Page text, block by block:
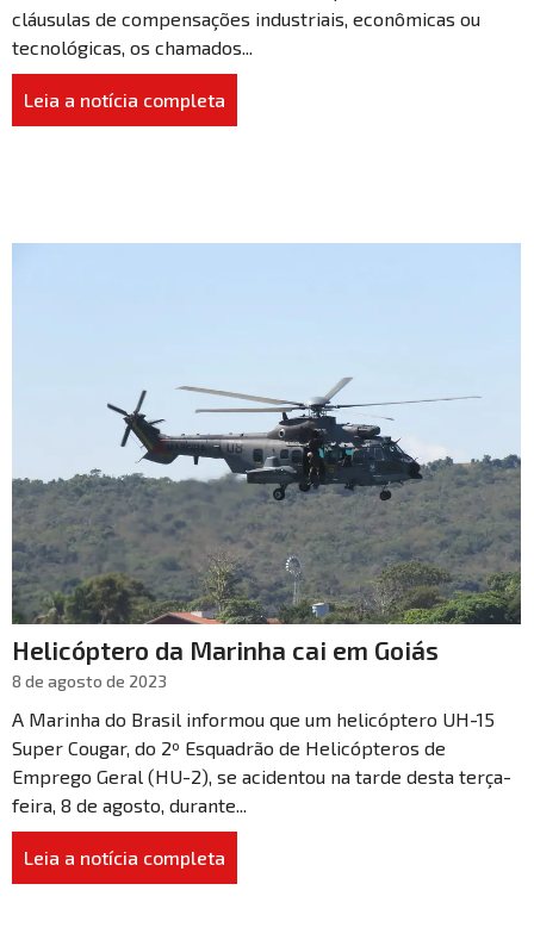
cláusulas de compensações industriais, econômicas ou
tecnológicas, os chamados...
Leia a notícia completa
Helicóptero da Marinha cai em Goiás
8 de agosto de 2023
A Marinha do Brasil informou que um helicóptero UH-15
Super Cougar, do 2º Esquadrão de Helicópteros de
Emprego Geral (HU-2), se acidentou na tarde desta terça-
feira, 8 de agosto, durante...
Leia a notícia completa